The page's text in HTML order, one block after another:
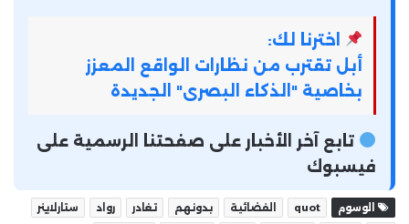
اخترنا لك:
أبل تقترب من نظارات الواقع المعزز
بخاصية "الذكاء البصرى" الجديدة
تابع آخر الأخبار على صفحتنا الرسمية على
فيسبوك
الوسوم quot الفضائية بدونهم تغادر رواد
ستارلاينر